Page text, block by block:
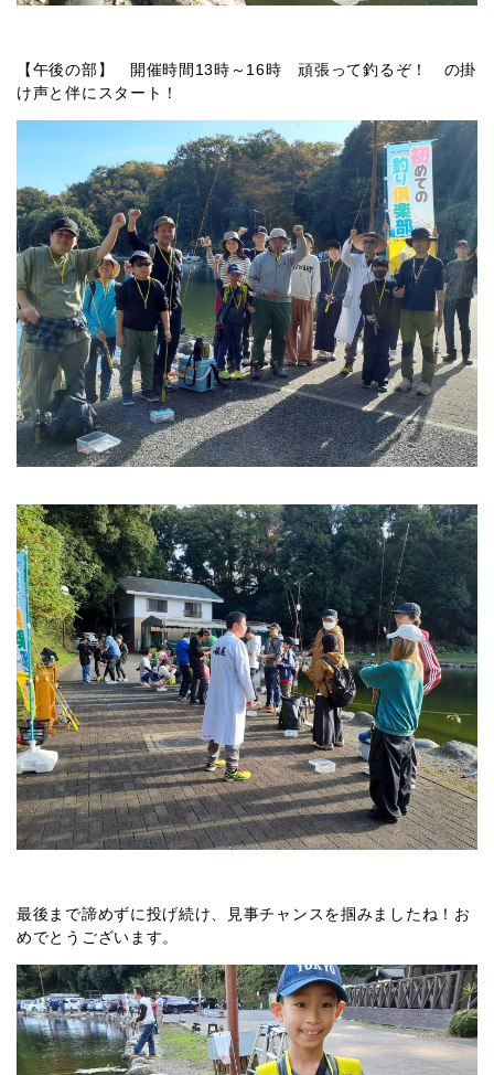
【午後の部】 開催時間13時～16時 頑張って釣るぞ！ の掛
け声と伴にスタート！
最後まで諦めずに投げ続け、見事チャンスを掴みましたね！お
めでとうございます。